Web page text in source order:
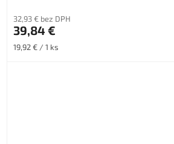
32,93 € bez DPH
39,84 €
Jednotková
19,92 € / 1 ks